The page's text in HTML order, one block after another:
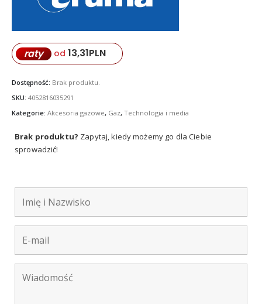
raty od 13,31PLN
Dostępność: Brak produktu.
SKU: 4052816035291
Kategorie: Akcesoria gazowe, Gaz, Technologia i media
Brak produktu? Zapytaj, kiedy możemy go dla Ciebie
sprowadzić!